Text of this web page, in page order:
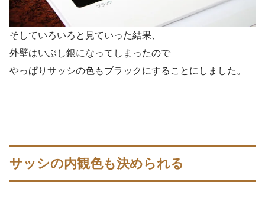
そしていろいろと見ていった結果、
外壁はいぶし銀になってしまったので
やっぱりサッシの色もブラックにすることにしました。
サッシの内観色も決められる